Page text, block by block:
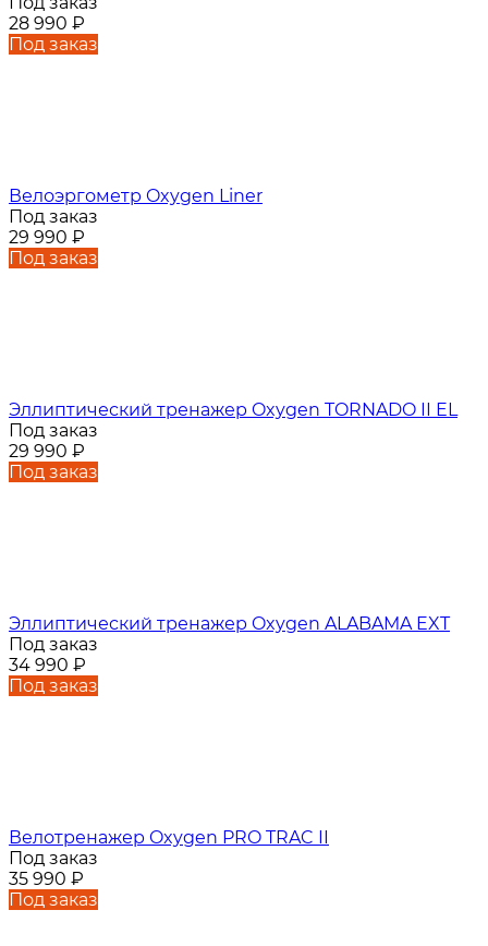
28 990 ₽
Под заказ
Велоэргометр Oxygen Liner
Под заказ
29 990 ₽
Под заказ
Эллиптический тренажер Oxygen TORNADO II EL
Под заказ
29 990 ₽
Под заказ
Эллиптический тренажер Oxygen ALABAMA EXT
Под заказ
34 990 ₽
Под заказ
Велотренажер Oxygen PRO TRAC II
Под заказ
35 990 ₽
Под заказ